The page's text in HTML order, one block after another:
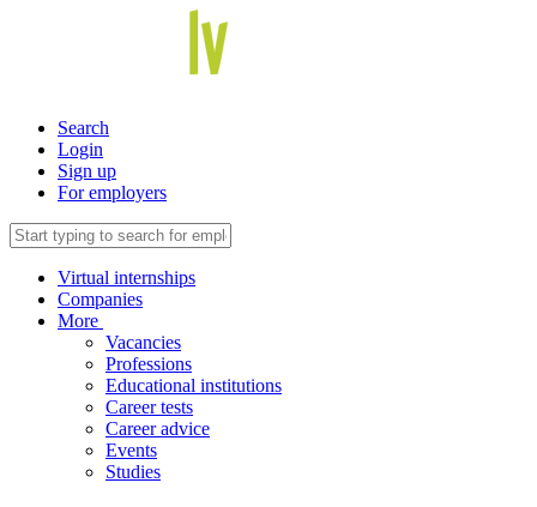
Search
Login
Sign up
For employers
Virtual internships
Companies
More
Vacancies
Professions
Educational institutions
Career tests
Career advice
Events
Studies